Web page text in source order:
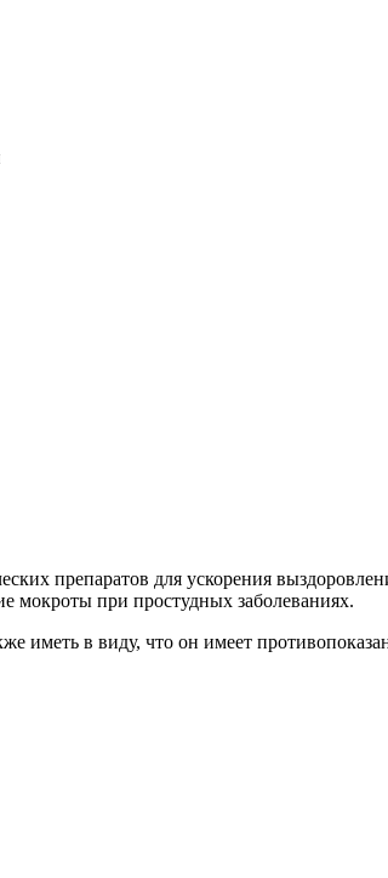
препаратов для ускорения
мокроты при простудных заболеваниях.
иметь в виду, что он имеет